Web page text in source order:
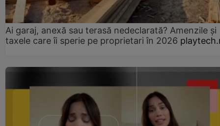
Ai garaj, anexă sau terasă nedeclarată? Amenzile și
taxele care îi sperie pe proprietari în 2026